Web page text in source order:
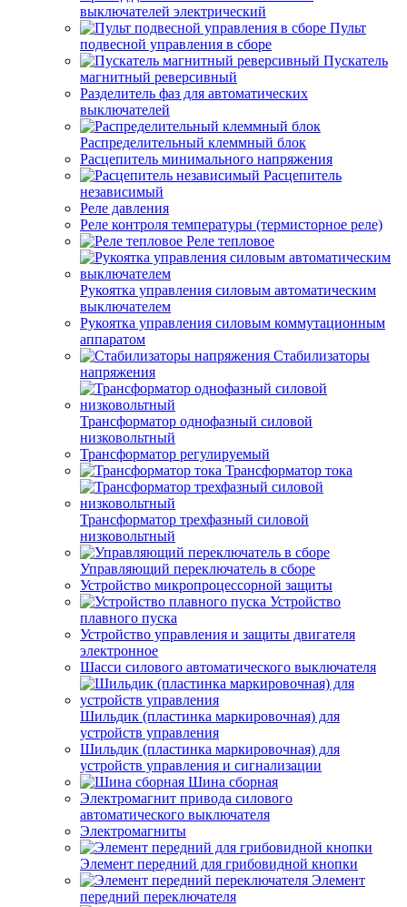
выключателей электрический
Пульт
подвесной управления в сборе
Пускатель
магнитный реверсивный
Разделитель фаз для автоматических
выключателей
Распределительный клеммный блок
Расцепитель минимального напряжения
Расцепитель
независимый
Реле давления
Реле контроля температуры (термисторное реле)
Реле тепловое
Рукоятка управления силовым автоматическим
выключателем
Рукоятка управления силовым коммутационным
аппаратом
Стабилизаторы
напряжения
Трансформатор однофазный силовой
низковольтный
Трансформатор регулируемый
Трансформатор тока
Трансформатор трехфазный силовой
низковольтный
Управляющий переключатель в сборе
Устройство микропроцессорной защиты
Устройство
плавного пуска
Устройство управления и защиты двигателя
электронное
Шасси силового автоматического выключателя
Шильдик (пластинка маркировочная) для
устройств управления
Шильдик (пластинка маркировочная) для
устройств управления и сигнализации
Шина сборная
Электромагнит привода силового
автоматического выключателя
Электромагниты
Элемент передний для грибовидной кнопки
Элемент
передний переключателя